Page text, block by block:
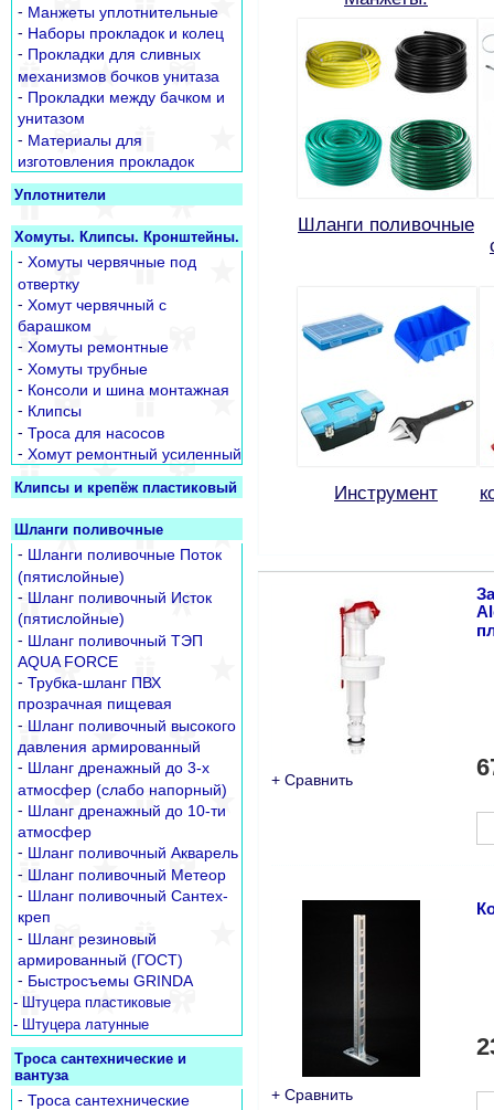
Шланги поливочные
Инструмент
+ Сравнить
+ Сравнить
- Манжеты уплотнительные
- Наборы прокладок и колец
- Прокладки для сливных
механизмов бочков унитаза
- Прокладки между бачком и
унитазом
- Материалы для
изготовления прокладок
Уплотнители
Хомуты. Клипсы. Кронштейны.
- Хомуты червячные под
отвертку
- Хомут червячный с
барашком
- Хомуты ремонтные
- Хомуты трубные
- Консоли и шина монтажная
- Клипсы
- Троса для насосов
- Хомут ремонтный усиленный
Клипсы и крепёж пластиковый
Шланги поливочные
- Шланги поливочные Поток
(пятислойные)
- Шланг поливочный Исток
(пятислойные)
- Шланг поливочный ТЭП
AQUA FORCE
- Трубка-шланг ПВХ
прозрачная пищевая
- Шланг поливочный высокого
давления армированный
- Шланг дренажный до 3-х
атмосфер (слабо напорный)
- Шланг дренажный до 10-ти
атмосфер
- Шланг поливочный Акварель
- Шланг поливочный Метеор
- Шланг поливочный Сантех-
креп
- Шланг резиновый
армированный (ГОСТ)
- Быстросъемы GRINDA
- Штуцера пластиковые
- Штуцера латунные
Троса сантехнические и
вантуза
- Троса сантехнические